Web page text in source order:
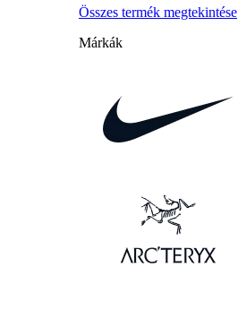
Összes termék megtekintése
Márkák